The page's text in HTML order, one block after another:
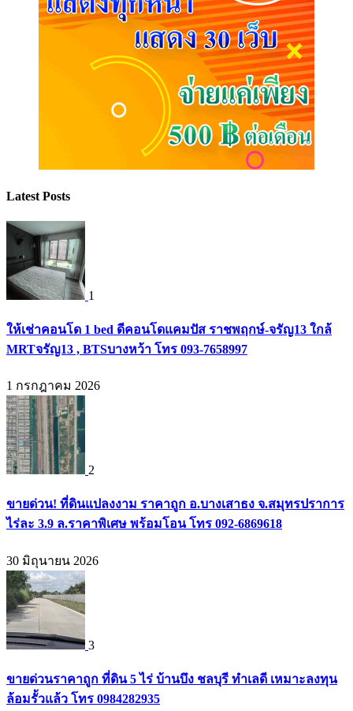
Latest Posts
1
ให้เช่าคอนโด 1 bed ดีคอนโดแคมปัส ราชพฤกษ์-จรัญ13 ใกล้
MRTจรัญ13 , BTSบางหว้า โทร 093-7658997
1 กรกฎาคม 2026
2
ขายด่วน! ที่ดินแปลงงาม ราคาถูก อ.บางเสาธง จ.สมุทรปราการ
ไร่ละ 3.9 ล.ราคาพิเศษ พร้อมโอน โทร 092-6869618
30 มิถุนายน 2026
3
ขายด่วนราคาถูก ที่ดิน 5 ไร่ บ้านบึง ชลบุรี ทำเลดี เหมาะลงทุน
ล้อมรั้วแล้ว โทร 0984282935